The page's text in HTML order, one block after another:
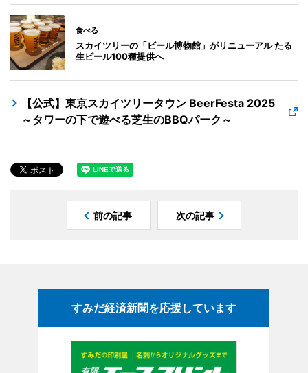
食べる
スカイツリーの「ビール博物館」がリニューアル たる
生ビール100種提供へ
【公式】東京スカイツリータウン BeerFesta 2025
～タワーの下で遊べる芝生のBBQパーク～
前の記事 次の記事
すみだ経済新聞を応援しています